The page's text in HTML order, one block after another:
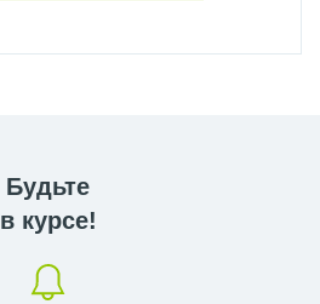
Будьте
в курсе!